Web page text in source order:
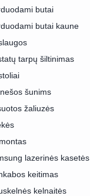
butai
butai kaune
tarpų šiltinimas
šunims
žaliuzės
lazerinės kasetės
keitimas
kelnaitės